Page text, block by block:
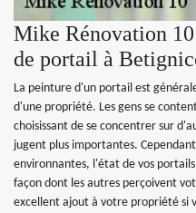
Mike Rénovation
de portail à
La peinture d'un portail est
d'une propriété. Les gens se
choisissant de se concentrer sur
jugent plus importantes.
environnantes, l'état de vos
façon dont les autres perçoivent
excellent ajout à votre propriété si